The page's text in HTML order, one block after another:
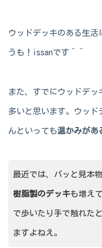
ウッドデッキのある生
うも！issanです＾＾
また、すでにウッドデッ
多いと思います。ウッド
んといっても温かみがあ
最近では、パッと見本
樹脂製のデッキも増え
で歩いたり手で触れた
ますよねえ。